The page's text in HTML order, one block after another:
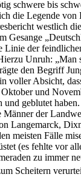
schwere bis
die Legende
westlich
Gesange
Linie der
Unruh: „Man
den Begriff
voller Absicht,
und
und geblutet
Männer der
Langemarck,
meisten Fälle
(es fehlte vor
zu immer
Scheitern